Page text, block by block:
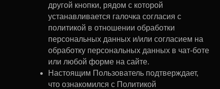
другой кнопки, рядом с которой
устанавливается галочка согласия с
политикой в отношении обработки
персональных данных и/или согласием на
обработку персональных данных в чат-боте
или любой форме на сайте.
Настоящим Пользователь подтверждает,
что ознакомился с Политикой